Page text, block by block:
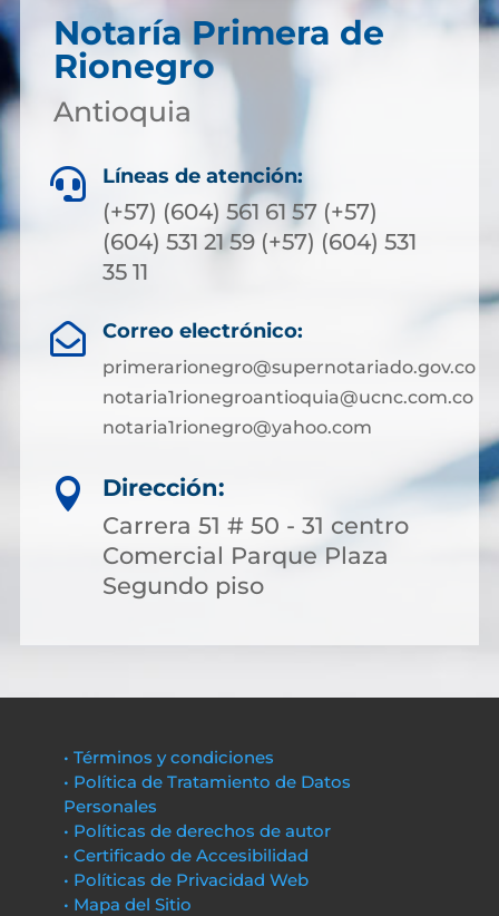
Notaría Primera de
Rionegro
Antioquia
 Líneas de atención:
(+57) (604) 561 61 57 (+57)
(604) 531 21 59 (+57) (604) 531
35 11
 Correo electrónico:
primerarionegro@supernotariado.gov.co
notaria1rionegroantioquia@ucnc.com.co
notaria1rionegro@yahoo.com

Dirección:
Carrera 51 # 50 - 31 centro
Comercial Parque Plaza
Segundo piso
• Términos y condiciones
• Política de Tratamiento de Datos
Personales
• Políticas de derechos de autor
• Certificado de Accesibilidad
• Políticas de Privacidad Web
• Mapa del Sitio